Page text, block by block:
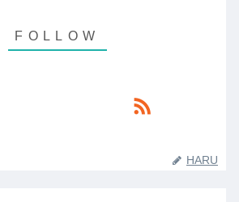
HARU